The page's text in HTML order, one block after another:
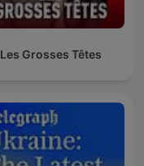
Les Grosses Têtes